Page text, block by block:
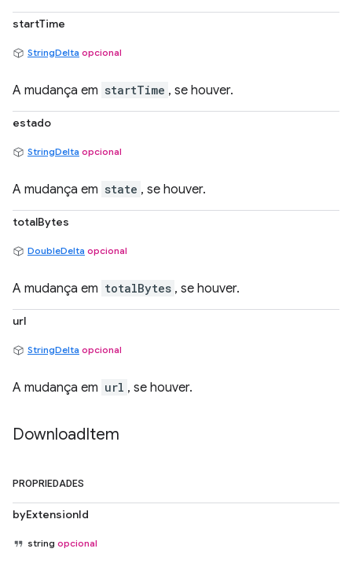
startTime
StringDelta opcional
A mudança em startTime , se houver.
estado
StringDelta opcional
A mudança em state , se houver.
totalBytes
DoubleDelta opcional
A mudança em totalBytes , se houver.
url
StringDelta opcional
A mudança em url , se houver.
DownloadItem
PROPRIEDADES
byExtensionId
string opcional